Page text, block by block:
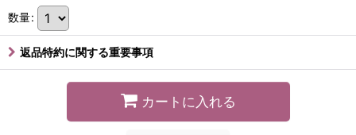
数量:
返品特約に関する重要事項
カートに入れる